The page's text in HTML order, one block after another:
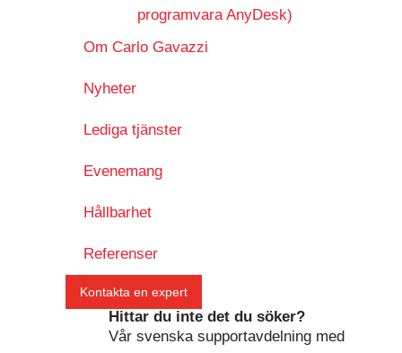
programvara AnyDesk)
Om Carlo Gavazzi
Nyheter
Lediga tjänster
Evenemang
Hållbarhet
Referenser
Kontakta en expert
Hittar du inte det du söker?
Vår svenska supportavdelning med